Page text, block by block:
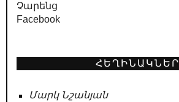
Չարենց
Facebook
ՀԵՂԻՆԱԿՆԵՐ
Մարկ Նշանյան